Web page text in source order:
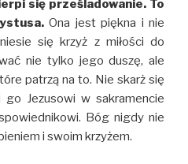
się prześladowanie. To
Ona jest piękna i nie
się krzyż z miłości do
nie tylko jego duszę, ale
patrzą na to. Nie skarż się
Jezusowi w sakramencie
Bóg nigdy nie
i swoim krzyżem.